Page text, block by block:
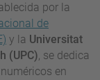
por la
de
y la Universitat
(UPC), se dedica
en